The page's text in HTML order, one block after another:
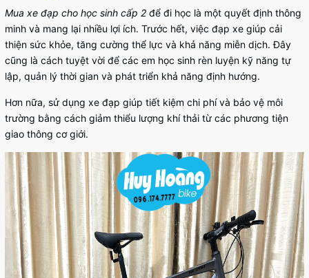
Mua xe đạp cho học sinh cấp 2 để đi học là một quyết định thông
minh và mang lại nhiều lợi ích. Trước hết, việc đạp xe giúp cải
thiện sức khỏe, tăng cường thể lực và khả năng miễn dịch. Đây
cũng là cách tuyệt vời để các em học sinh rèn luyện kỹ năng tự
lập, quản lý thời gian và phát triển khả năng định hướng.
Hơn nữa, sử dụng xe đạp giúp tiết kiệm chi phí và bảo vệ môi
trường bằng cách giảm thiểu lượng khí thải từ các phương tiện
giao thông cơ giới.